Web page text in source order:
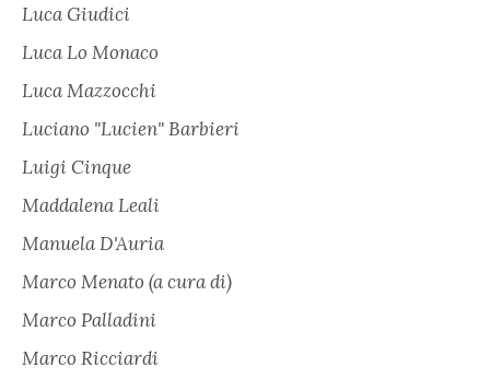
Luca Giudici
Luca Lo Monaco
Luca Mazzocchi
Luciano "Lucien" Barbieri
Luigi Cinque
Maddalena Leali
Manuela D'Auria
Marco Menato (a cura di)
Marco Palladini
Marco Ricciardi